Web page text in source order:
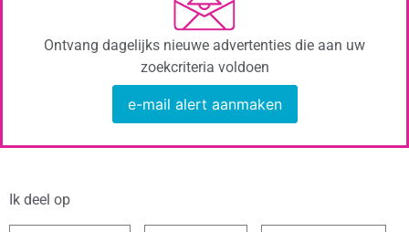
Ontvang dagelijks nieuwe advertenties die aan uw
zoekcriteria voldoen
e-mail alert aanmaken
Ik deel op